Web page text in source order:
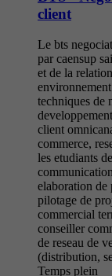
client
Le bts
par caensup
et de la
techniques de
client
commerce,
les etudiants
elaboration de
pilotage de
commercial
conseiller
de reseau de
(distribution,
Temps plein